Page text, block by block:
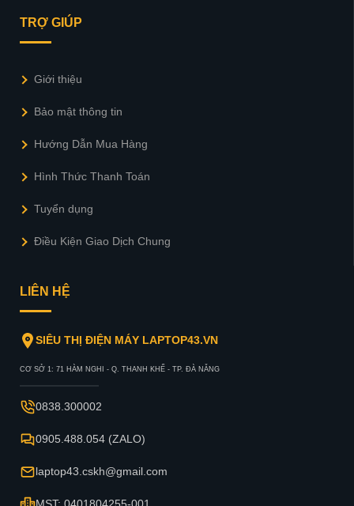
TRỢ GIÚP
Giới thiệu
Bảo mật thông tin
Hướng Dẫn Mua Hàng
Hình Thức Thanh Toán
Tuyển dụng
Điều Kiện Giao Dịch Chung
LIÊN HỆ
SIÊU THỊ ĐIỆN MÁY LAPTOP43.VN
CƠ SỞ 1: 71 HÀM NGHI - Q. THANH KHẾ - TP. ĐÀ NẴNG
0838.300002
0905.488.054 (ZALO)
laptop43.cskh@gmail.com